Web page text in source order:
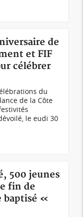
de
et FIF
célébrer
du
de la Côte
le eudi 30
500 jeunes
fin de
baptisé «